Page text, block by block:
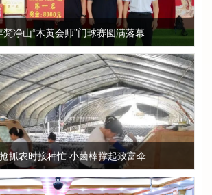
净山“木黄会师”门球赛圆满落幕
抓农时接种忙 小菌棒撑起致富伞